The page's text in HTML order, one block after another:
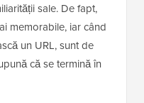
sale. De fapt,
memorabile, iar când
un URL, sunt de
că se termină în